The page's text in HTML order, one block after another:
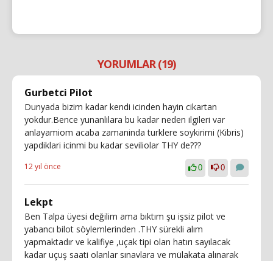
YORUMLAR (19)
Gurbetci Pilot
Dunyada bizim kadar kendi icinden hayin cikartan
yokdur.Bence yunanlilara bu kadar neden ilgileri var
anlayamiom acaba zamaninda turklere soykirimi (Kibris)
yapdiklari icinmi bu kadar seviliolar THY de???
12 yıl önce 0 0
Lekpt
Ben Talpa üyesi değilim ama bıktım şu işsiz pilot ve
yabancı bilot söylemlerinden .THY sürekli alım
yapmaktadır ve kalifiye ,uçak tipi olan hatırı sayılacak
kadar uçuş saati olanlar sınavlara ve mülakata alınarak